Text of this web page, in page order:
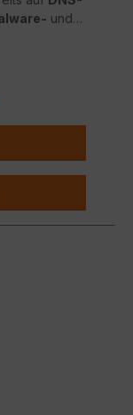
und